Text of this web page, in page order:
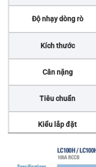
Độ nhạy dòng rò
Kích thước
Cân nặng
Tiêu chuẩn
Kiểu lắp đặt